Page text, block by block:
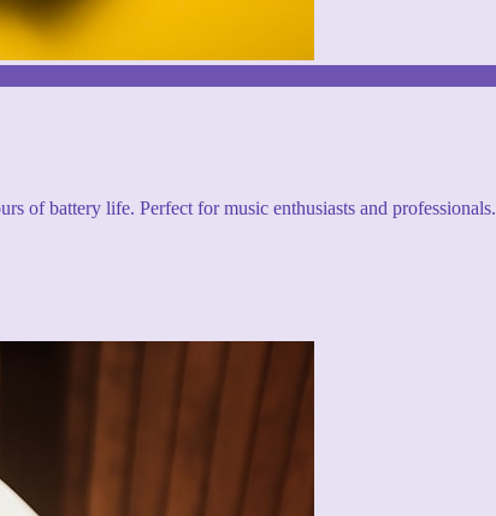
of battery life. Perfect for music enthusiasts and professionals.